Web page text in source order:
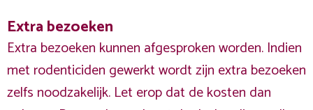
Extra bezoeken
Extra bezoeken kunnen afgesproken worden. Indien
met rodenticiden gewerkt wordt zijn extra bezoeken
zelfs noodzakelijk. Let erop dat de kosten dan